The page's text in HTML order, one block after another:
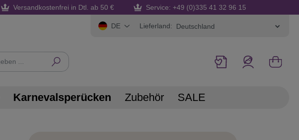
Versandkostenfrei in Dtl. ab 50 € Service: +49 (0)335 41 32 96 15
DE Lieferland:
Karnevalsperücken Zubehör SALE